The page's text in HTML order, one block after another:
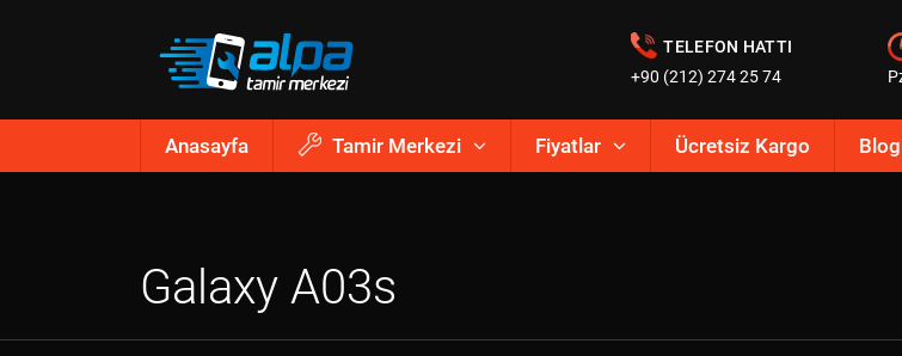
TELEFON HATTI
+90 (212) 274 25 74
Anasayfa Tamir Merkezi Fiyatlar Ücretsiz Kargo Blog
Galaxy A03s